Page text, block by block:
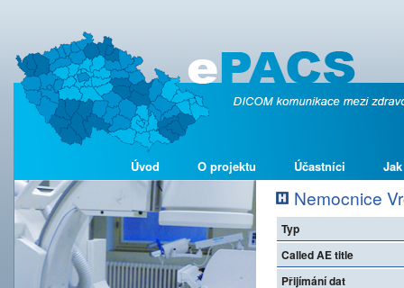
Úvod O projektu Účastníci
Nemocnice
Typ
Called AE title
Přijímání dat